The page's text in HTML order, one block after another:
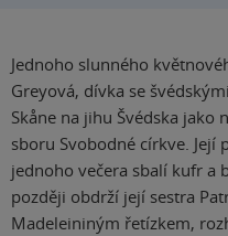
Jednoho slunného
Greyová, dívka se
Skåne na jihu Švédska
sboru Svobodné církve. Její
jednoho večera sbalí kufr a
později obdrží její sestra
Madeleininým řetízkem,